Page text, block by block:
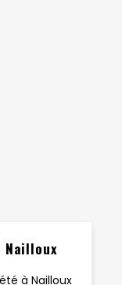
à Nailloux